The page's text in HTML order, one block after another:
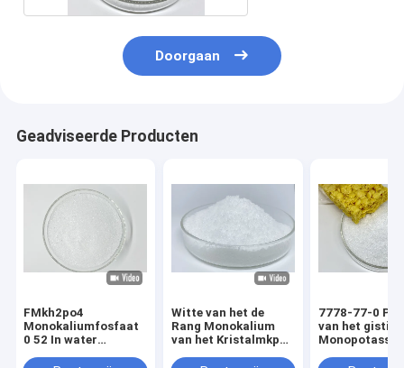
Doorgaan
Geadviseerde Producten
FMkh2po4
Monokaliumfosfaat
0 52 In water
Witte van het de
Rang Monokalium
van het Kristalmkp
7778-77-0
van het